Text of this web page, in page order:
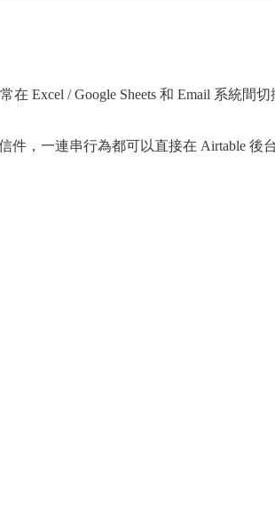
Excel / Google Sheets 和 Email 系統間
，一連串行為都可以直接在 Airtable 後